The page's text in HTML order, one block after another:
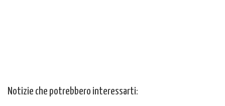
Notizie che potrebbero interessarti: